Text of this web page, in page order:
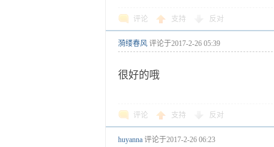
评论 支持 反对
漪缕春风 评论于2017-2-26 05:39
很好的哦
评论 支持 反对
huyanna 评论于2017-2-26 06:23